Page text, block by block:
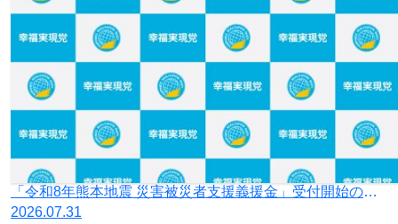
「令和8年熊本地震 災害被災者支援義援金」受付開始のお知らせ
2026.07.31